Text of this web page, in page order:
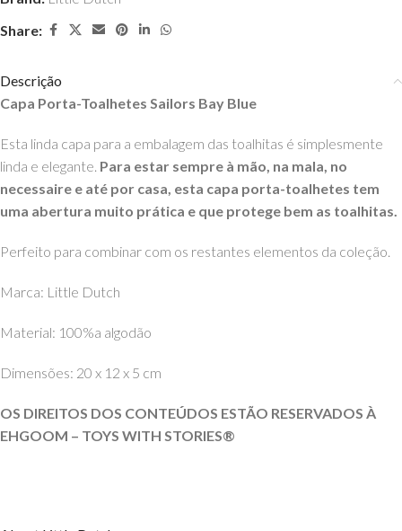
Share:
Descrição
Capa Porta-Toalhetes Sailors Bay Blue
Esta linda capa para a embalagem das toalhitas é simplesmente
linda e elegante. Para estar sempre à mão, na mala, no
necessaire e até por casa, esta capa porta-toalhetes tem
uma abertura muito prática e que protege bem as toalhitas.
Perfeito para combinar com os restantes elementos da coleção.
Marca: Little Dutch
Material: 100%a algodão
Dimensões: 20 x 12 x 5 cm
OS DIREITOS DOS CONTEÚDOS ESTÃO RESERVADOS À
EHGOOM – TOYS WITH STORIES®️